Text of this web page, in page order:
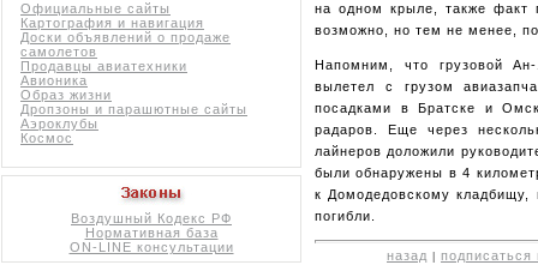
Официальные сайты
Картография и навигация
Доски объявлений о продаже
самолетов
Продавцы авиатехники
Авионика
Образ жизни
Дропзоны и парашютные сайты
Аэроклубы
Космос
Воздушный Кодекс РФ
Нормативная база
ON-LINE консультации
на одном крыле, также факт
возможно, но тем не менее,
Напомним, что грузовой
вылетел с грузом
посадками в Братске и
радаров. Еще через
лайнеров доложили
были обнаружены в 4
к Домодедовскому кладбищу,
погибли.
назад подписаться